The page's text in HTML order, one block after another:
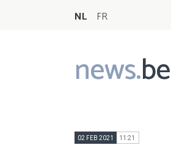
NL FR
news.
Main
navigation
02 FEB 2021 11:21